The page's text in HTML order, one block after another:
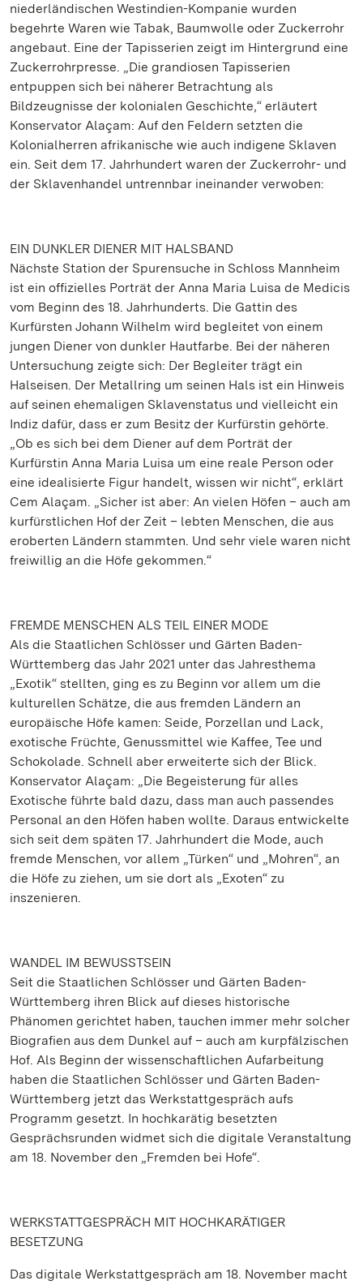
niederländischen Westindien-Kompanie wurden
begehrte Waren wie Tabak, Baumwolle oder Zuckerrohr
angebaut. Eine der Tapisserien zeigt im Hintergrund eine
Zuckerrohrpresse. „Die grandiosen Tapisserien
entpuppen sich bei näherer Betrachtung als
Bildzeugnisse der kolonialen Geschichte,“ erläutert
Konservator Alaçam: Auf den Feldern setzten die
Kolonialherren afrikanische wie auch indigene Sklaven
ein. Seit dem 17. Jahrhundert waren der Zuckerrohr- und
der Sklavenhandel untrennbar ineinander verwoben:
EIN DUNKLER DIENER MIT HALSBAND
Nächste Station der Spurensuche in Schloss Mannheim
ist ein offizielles Porträt der Anna Maria Luisa de Medicis
vom Beginn des 18. Jahrhunderts. Die Gattin des
Kurfürsten Johann Wilhelm wird begleitet von einem
jungen Diener von dunkler Hautfarbe. Bei der näheren
Untersuchung zeigte sich: Der Begleiter trägt ein
Halseisen. Der Metallring um seinen Hals ist ein Hinweis
auf seinen ehemaligen Sklavenstatus und vielleicht ein
Indiz dafür, dass er zum Besitz der Kurfürstin gehörte.
„Ob es sich bei dem Diener auf dem Porträt der
Kurfürstin Anna Maria Luisa um eine reale Person oder
eine idealisierte Figur handelt, wissen wir nicht“, erklärt
Cem Alaçam. „Sicher ist aber: An vielen Höfen – auch am
kurfürstlichen Hof der Zeit – lebten Menschen, die aus
eroberten Ländern stammten. Und sehr viele waren nicht
freiwillig an die Höfe gekommen.“
FREMDE MENSCHEN ALS TEIL EINER MODE
Als die Staatlichen Schlösser und Gärten Baden-
Württemberg das Jahr 2021 unter das Jahresthema
„Exotik“ stellten, ging es zu Beginn vor allem um die
kulturellen Schätze, die aus fremden Ländern an
europäische Höfe kamen: Seide, Porzellan und Lack,
exotische Früchte, Genussmittel wie Kaffee, Tee und
Schokolade. Schnell aber erweiterte sich der Blick.
Konservator Alaçam: „Die Begeisterung für alles
Exotische führte bald dazu, dass man auch passendes
Personal an den Höfen haben wollte. Daraus entwickelte
sich seit dem späten 17. Jahrhundert die Mode, auch
fremde Menschen, vor allem „Türken“ und „Mohren“, an
die Höfe zu ziehen, um sie dort als „Exoten“ zu
inszenieren.
WANDEL IM BEWUSSTSEIN
Seit die Staatlichen Schlösser und Gärten Baden-
Württemberg ihren Blick auf dieses historische
Phänomen gerichtet haben, tauchen immer mehr solcher
Biografien aus dem Dunkel auf – auch am kurpfälzischen
Hof. Als Beginn der wissenschaftlichen Aufarbeitung
haben die Staatlichen Schlösser und Gärten Baden-
Württemberg jetzt das Werkstattgespräch aufs
Programm gesetzt. In hochkarätig besetzten
Gesprächsrunden widmet sich die digitale Veranstaltung
am 18. November den „Fremden bei Hofe“.
WERKSTATTGESPRÄCH MIT HOCHKARÄTIGER
BESETZUNG
Das digitale Werkstattgespräch am 18. November macht